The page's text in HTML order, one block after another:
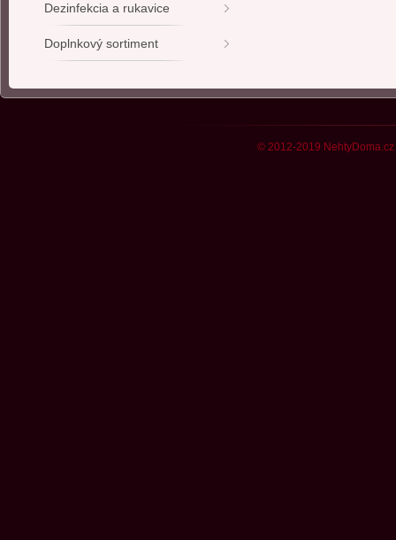
Dezinfekcia a rukavice
Doplnkový sortiment
© 2012-2019